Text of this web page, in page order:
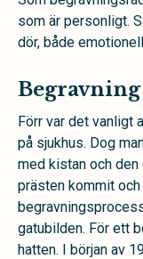
som är personligt.
dör, både
Förr var det vanligt
på sjukhus. Dog
med kistan och
prästen kommit och
gatubilden. För ett
hatten. I början av